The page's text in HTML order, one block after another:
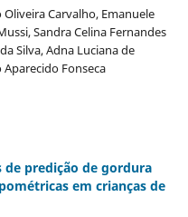
Carvalho, Emanuele
Sandra Celina Fernandes
Silva, Adna Luciana de
Aparecido Fonseca
de predição de gordura
em crianças de